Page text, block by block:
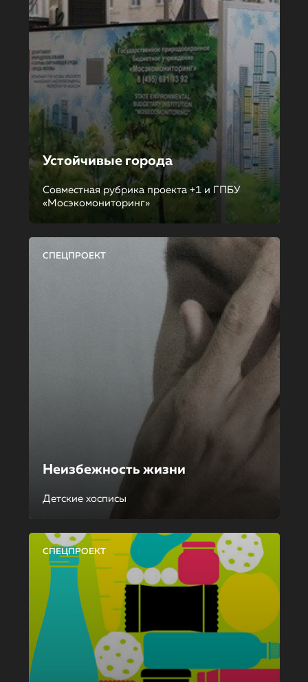
Устойчивые города
Совместная рубрика проекта +1 и ГПБУ
«Мосэкомониторинг»
СПЕЦПРОЕКТ
Неизбежность жизни
Детские хосписы
СПЕЦПРОЕКТ